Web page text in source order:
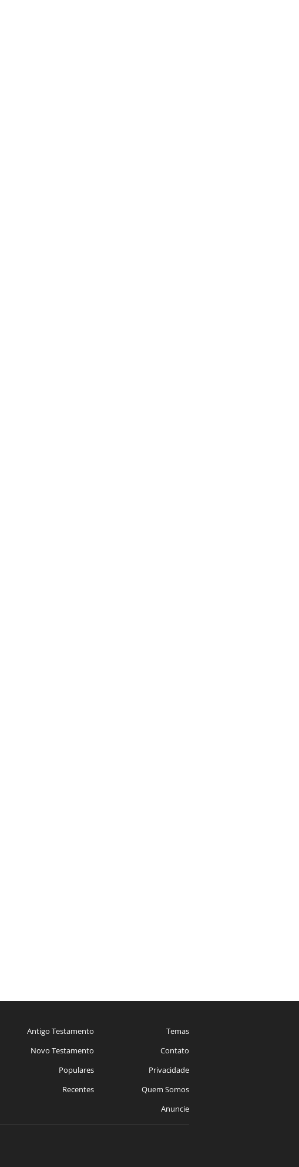
Antigo Testamento
Novo Testamento
Populares
Recentes
Temas
Contato
Privacidade
Quem Somos
Anuncie